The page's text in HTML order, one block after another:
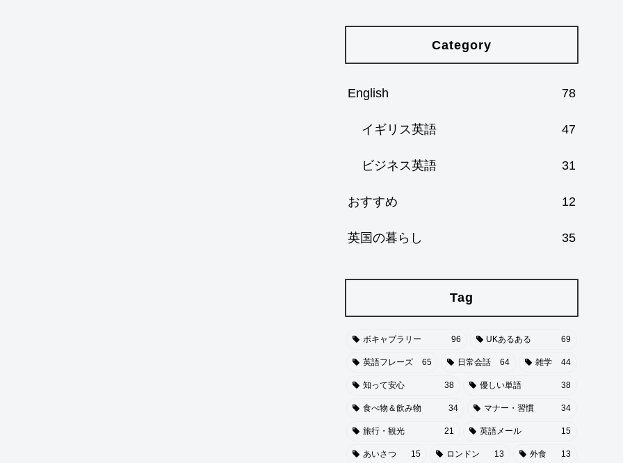
Category
English 78
イギリス英語 47
ビジネス英語 31
おすすめ 12
英国の暮らし 35
Tag
ボキャブラリー 96 UKあるある 69
英語フレーズ 65 日常会話 64 雑学 44
知って安心 38 優しい単語 38
食べ物＆飲み物 34 マナー・習慣 34
旅行・観光 21 英語メール 15
あいさつ 15 ロンドン 13 外食 13